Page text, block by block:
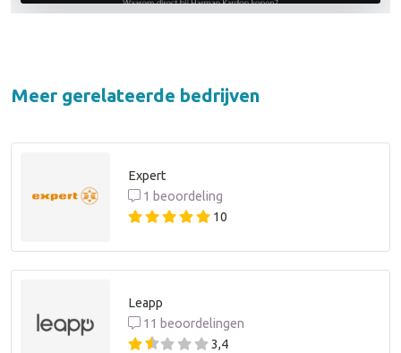
Meer gerelateerde bedrijven
Expert
1 beoordeling
10
Leapp
11 beoordelingen
3,4